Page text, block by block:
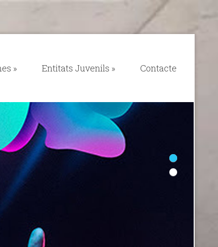
» Entitats Juvenils » Contacte